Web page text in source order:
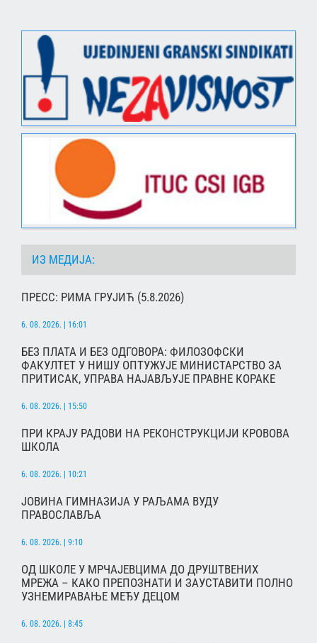
ИЗ МЕДИЈА:
ПРЕСС: РИМА ГРУЈИЋ (5.8.2026)
6. 08. 2026. | 16:01
БЕЗ ПЛАТА И БЕЗ ОДГОВОРА: ФИЛОЗОФСКИ
ФАКУЛТЕТ У НИШУ ОПТУЖУЈЕ МИНИСТАРСТВО ЗА
ПРИТИСАК, УПРАВА НАЈАВЉУЈЕ ПРАВНЕ КОРАКЕ
6. 08. 2026. | 15:50
ПРИ КРАЈУ РАДОВИ НА РЕКОНСТРУКЦИЈИ КРОВОВА
ШКОЛА
6. 08. 2026. | 10:21
ЈОВИНА ГИМНАЗИЈА У РАЉАМА ВУДУ
ПРАВОСЛАВЉА
6. 08. 2026. | 9:10
ОД ШКОЛЕ У МРЧАЈЕВЦИМА ДО ДРУШТВЕНИХ
МРЕЖА – КАКО ПРЕПОЗНАТИ И ЗАУСТАВИТИ ПОЛНО
УЗНЕМИРАВАЊЕ МЕЂУ ДЕЦОМ
6. 08. 2026. | 8:45